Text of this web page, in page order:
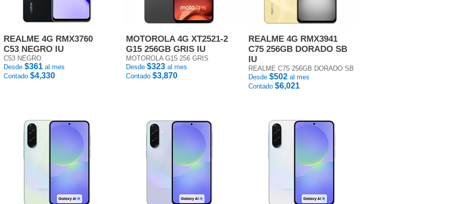
REALME 4G RMX3760
C53 NEGRO IU
C53 NEGRO
Desde $361 al mes
Contado $4,330
MOTOROLA 4G XT2521-2
G15 256GB GRIS IU
MOTOROLA G15 256 GRIS
Desde $323 al mes
Contado $3,870
REALME 4G RMX3941
C75 256GB DORADO SB
IU
REALME C75 256GB DORADO SB
Desde $502 al mes
Contado $6,021